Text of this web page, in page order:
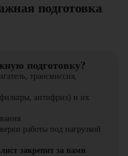
надежным партнером в
и землеройных задач,
и удобство в работе.
подготовка
подготовку?
трансмиссия,
антифриз) и их
работы под нагрузкой
закрепит за вами